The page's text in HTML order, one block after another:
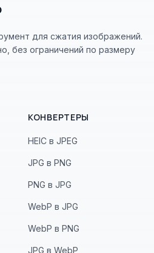
для сжатия изображений.
без ограничений по размеру
КОНВЕРТЕРЫ
HEIC в JPEG
JPG в PNG
PNG в JPG
WebP в JPG
WebP в PNG
JPG в WebP